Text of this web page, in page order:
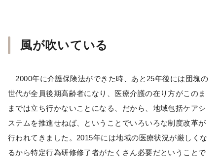
風が吹いている
2000年に介護保険法ができた時、あと25年後には団塊の
世代が全員後期高齢者になり、医療介護の在り方がこのま
までは立ち行かないことになる、だから、地域包括ケアシ
ステムを推進せねば、ということでいろいろな制度改革が
行われてきました。2015年には地域の医療状況が厳しくな
るから特定行為研修修了者がたくさん必要だということで